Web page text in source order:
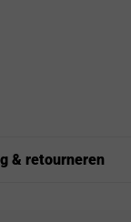
& retourneren